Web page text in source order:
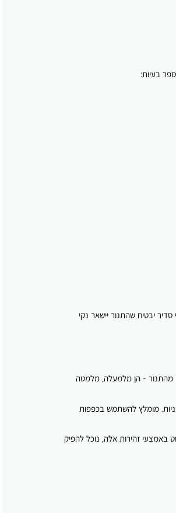
בעיות:
יבטיח שהתנור יישאר נקי
בטמפרטורות גבוהות, חשוב לשמור על מרחק בטיחות מסביב לו. חפצים דליקים כגון נייר, בד, שמן ופלסטיק צריכים להיות במרחק של לפחות 30 ס"מ מהתנור - הן מלמעלה, מלמטה
מומלץ להשתמש בכפפות
באמצעי זהירות אלה, נוכל להפיק